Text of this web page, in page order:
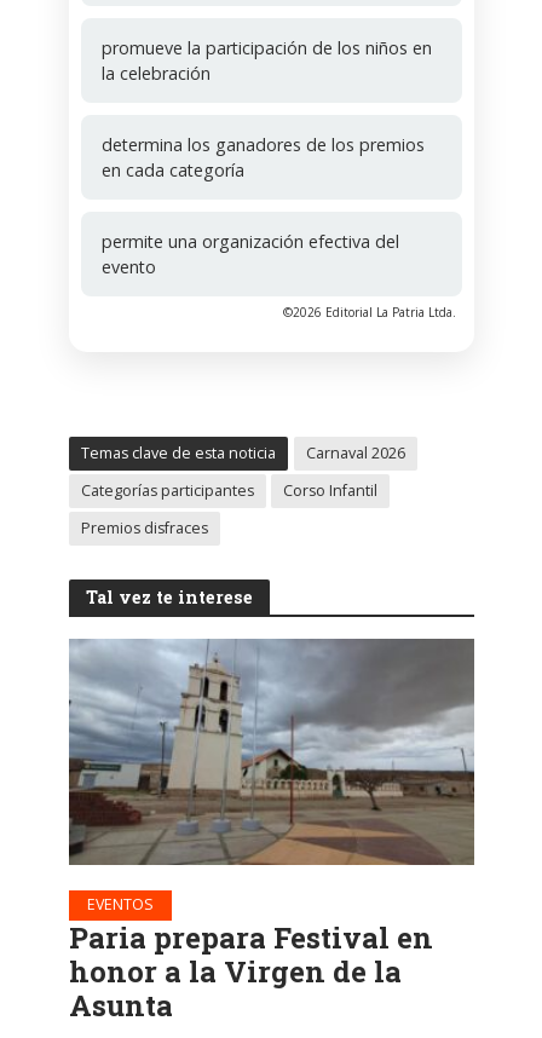
promueve la participación de los niños en
la celebración
determina los ganadores de los premios
en cada categoría
permite una organización efectiva del
evento
©2026 Editorial La Patria Ltda.
Temas clave de esta noticia
Carnaval 2026
Categorías participantes
Corso Infantil
Premios disfraces
Tal vez te interese
EVENTOS
Paria prepara Festival en
honor a la Virgen de la
Asunta